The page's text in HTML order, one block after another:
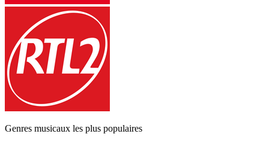
Genres musicaux les plus populaires